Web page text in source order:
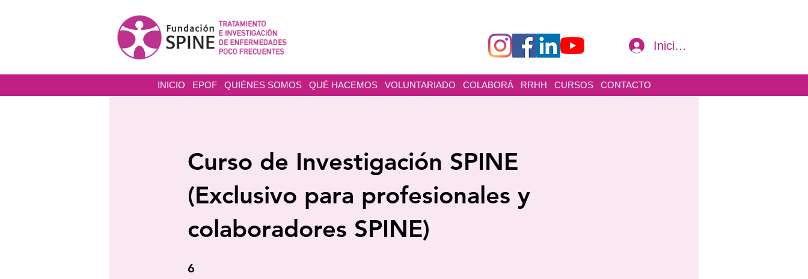
Iniciar sesión
INICIO EPOF QUIÉNES SOMOS QUÉ HACEMOS VOLUNTARIADO COLABORÁ RRHH CURSOS CONTACTO
Curso de Investigación SPINE
(Exclusivo para profesionales y
colaboradores SPINE)
66 pasos